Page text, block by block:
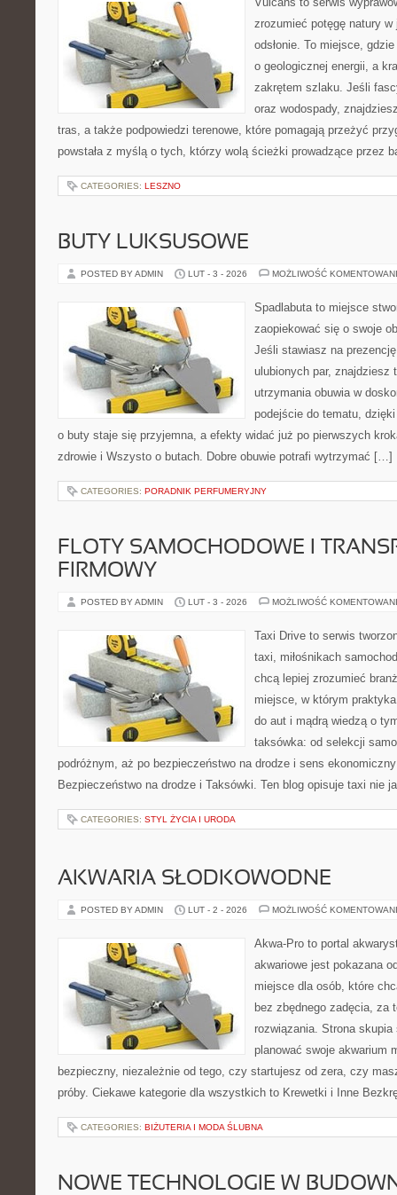
zrozumieć potęgę natury w
odsłonie. To miejsce,
o geologicznej energii, a
zakrętem szlaku. Jeśli
oraz wodospady,
tras, a także podpowiedzi terenowe, które pomagają przeżyć
powstała z myślą o tych, którzy wolą ścieżki prowadzące przez
CATEGORIES: LESZNO
BUTY LUKSUSOWE
POSTED BY ADMIN LUT - 3 - 2026 MOŻLIWOŚĆ
Spadlabuta to miejsce
zaopiekować się o swoje
Jeśli stawiasz na
ulubionych par, znajdziesz
utrzymania obuwia w
podejście do tematu,
o buty staje się przyjemna, a efekty widać już po pierwszych
zdrowie i Wszysto o butach. Dobre obuwie potrafi wytrzymać […]
CATEGORIES: PORADNIK PERFUMERYJNY
FLOTY SAMOCHODOWE I
FIRMOWY
POSTED BY ADMIN LUT - 3 - 2026 MOŻLIWOŚĆ
Taxi Drive to serwis
taxi, miłośnikach
chcą lepiej zrozumieć
miejsce, w którym
do aut i mądrą wiedzą o
taksówka: od selekcji
podróżnym, aż po bezpieczeństwo na drodze i sens
Bezpieczeństwo na drodze i Taksówki. Ten blog opisuje taxi nie
CATEGORIES: STYL ŻYCIA I URODA
AKWARIA SŁODKOWODNE
POSTED BY ADMIN LUT - 2 - 2026 MOŻLIWOŚĆ
Akwa-Pro to portal
akwariowe jest pokazana
miejsce dla osób, które
bez zbędnego zadęcia, za
rozwiązania. Strona
planować swoje akwarium
bezpieczny, niezależnie od tego, czy startujesz od zera, czy
próby. Ciekawe kategorie dla wszystkich to Krewetki i Inne
CATEGORIES: BIŻUTERIA I MODA ŚLUBNA
NOWE TECHNOLOGIE W